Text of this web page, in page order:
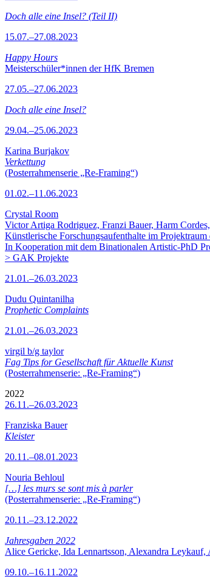
Doch alle eine Insel? (Teil II)
15.07.–27.08.2023
Happy Hours
Meisterschüler*innen der HfK Bremen
27.05.–27.06.2023
Doch alle eine Insel?
29.04.–25.06.2023
Karina Burjakov
Verkettung
(Posterrahmenserie „Re-Framing“)
01.02.–11.06.2023
Crystal Room
Victor Artiga Rodriguez, Franzi Bauer, Harm
Künstlerische Forschungsaufenthalte im
In Kooperation mit dem Binationalen Artistic-PhD
> GAK Projekte
21.01.–26.03.2023
Dudu Quintanilha
Prophetic Complaints
21.01.–26.03.2023
virgil b/g taylor
Fag Tips for Gesellschaft für Aktuelle Kunst
(Posterrahmenserie: „Re-Framing“)
2022
26.11.–26.03.2023
Franziska Bauer
Kleister
20.11.–08.01.2023
Nouria Behloul
[…] les murs se sont mis à parler
(Posterrahmenserie: „Re-Framing“)
20.11.–23.12.2022
Jahresgaben 2022
Alice Gericke, Ida Lennartsson, Alexandra Leykauf,
09.10.–16.11.2022